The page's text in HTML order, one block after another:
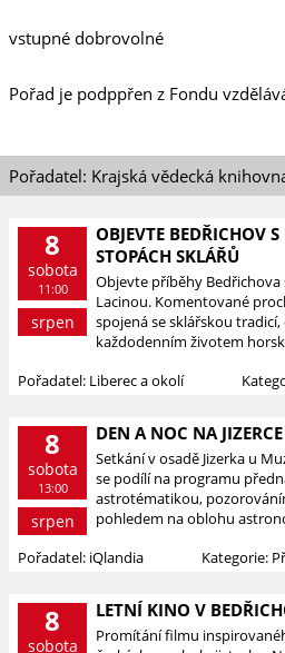
vstupné dobrovolné
Pořad je podppřen z Fondu
Pořadatel: Krajská vědecká
8
sobota
11:00
srpen
OBJEVTE BEDŘICHOV
STOPÁCH SKLÁŘŮ
Objevte příběhy
Lacinou. Komentované
spojená se sklářskou
každodenním životem
Pořadatel: Liberec a okolí
8
sobota
13:00
srpen
DEN A NOC NA JIZERCE
Setkání v osadě Jizerka u
se podílí na programu
astrotématikou,
pohledem na oblohu
Pořadatel: iQlandia
Kategorie:
8
sobota
LETNÍ KINO V
Promítání filmu